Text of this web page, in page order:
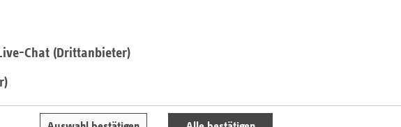
Chat (Drittanbieter)